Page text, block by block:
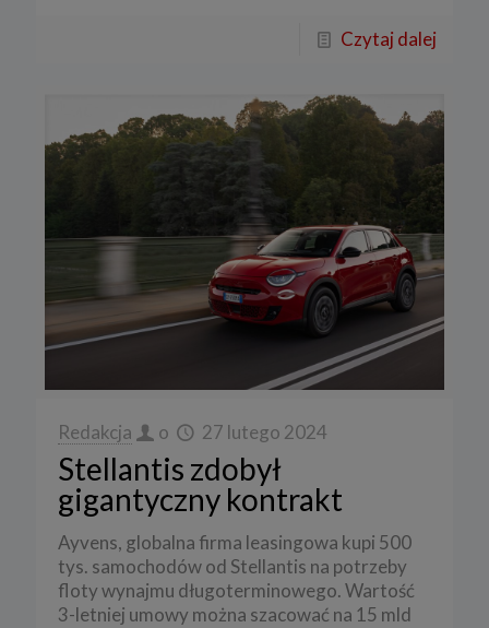
Czytaj dalej
Redakcja o 27 lutego 2024
Stellantis zdobył
gigantyczny kontrakt
Ayvens, globalna firma leasingowa kupi 500
tys. samochodów od Stellantis na potrzeby
floty wynajmu długoterminowego. Wartość
3-letniej umowy można szacować na 15 mld